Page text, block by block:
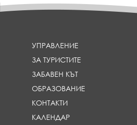
УПРАВЛЕНИЕ
ЗА ТУРИСТИТЕ
ЗАБАВЕН КЪТ
ОБРАЗОВАНИЕ
КОНТАКТИ
КАЛЕНДАР